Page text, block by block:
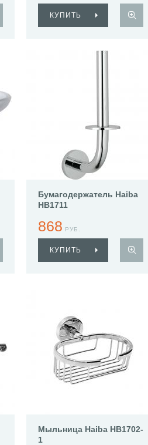
КУПИТЬ
Бумагодержатель Haiba
HB1711
868 РУБ.
КУПИТЬ
Мыльница Haiba HB1702-
1